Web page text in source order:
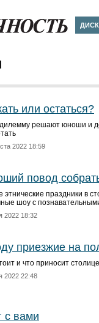
или остаться?
решают юноши и
2022 18:59
повод
этнические праздники в
шоу с
2022 18:32
приезжие на
и что приносит
2022 22:48
с вами